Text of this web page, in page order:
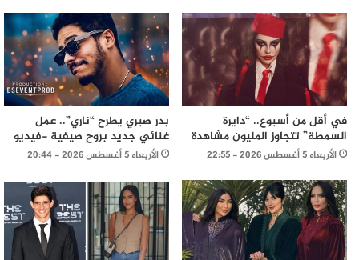
في أقل من أسبوع.. “دايرة
السمطة” تتجاوز المليون مشاهدة
الأربعاء 5 أغسطس 2026 - 22:55
بدر صبري يطرح “ناري”.. عمل
غنائي جديد بروح صيفية -فيديو
الأربعاء 5 أغسطس 2026 - 20:44